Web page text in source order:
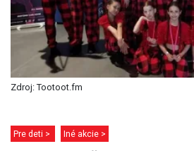
Zdroj: Tootoot.fm
Pre deti > Iné akcie >